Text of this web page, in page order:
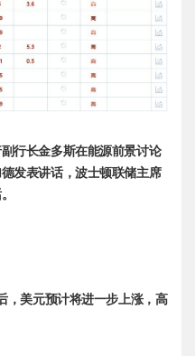
行长金多斯在能源前景讨论
发表讲话，波士顿联储主席
，美元预计将进一步上涨，高